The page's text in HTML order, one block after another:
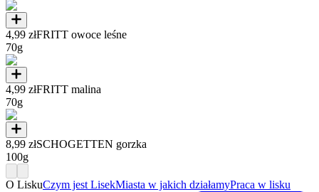
4,99 złFRITT owoce leśne
70g
4,99 złFRITT malina
70g
8,99 złSCHOGETTEN gorzka
100g
O LiskuCzym jest LisekMiasta w jakich działamyPraca w lisku